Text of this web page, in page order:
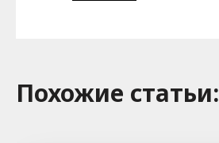
Похожие cтатьи: